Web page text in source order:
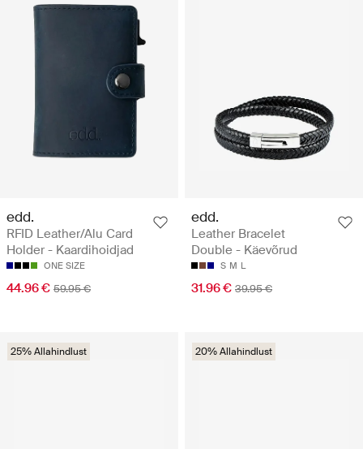
edd.
RFID Leather/Alu Card
Holder - Kaardihoidjad
ONE SIZE
44.96 € 59.95 €
edd.
Leather Bracelet
Double - Käevõrud
S M L
31.96 € 39.95 €
25% Allahindlust 20% Allahindlust